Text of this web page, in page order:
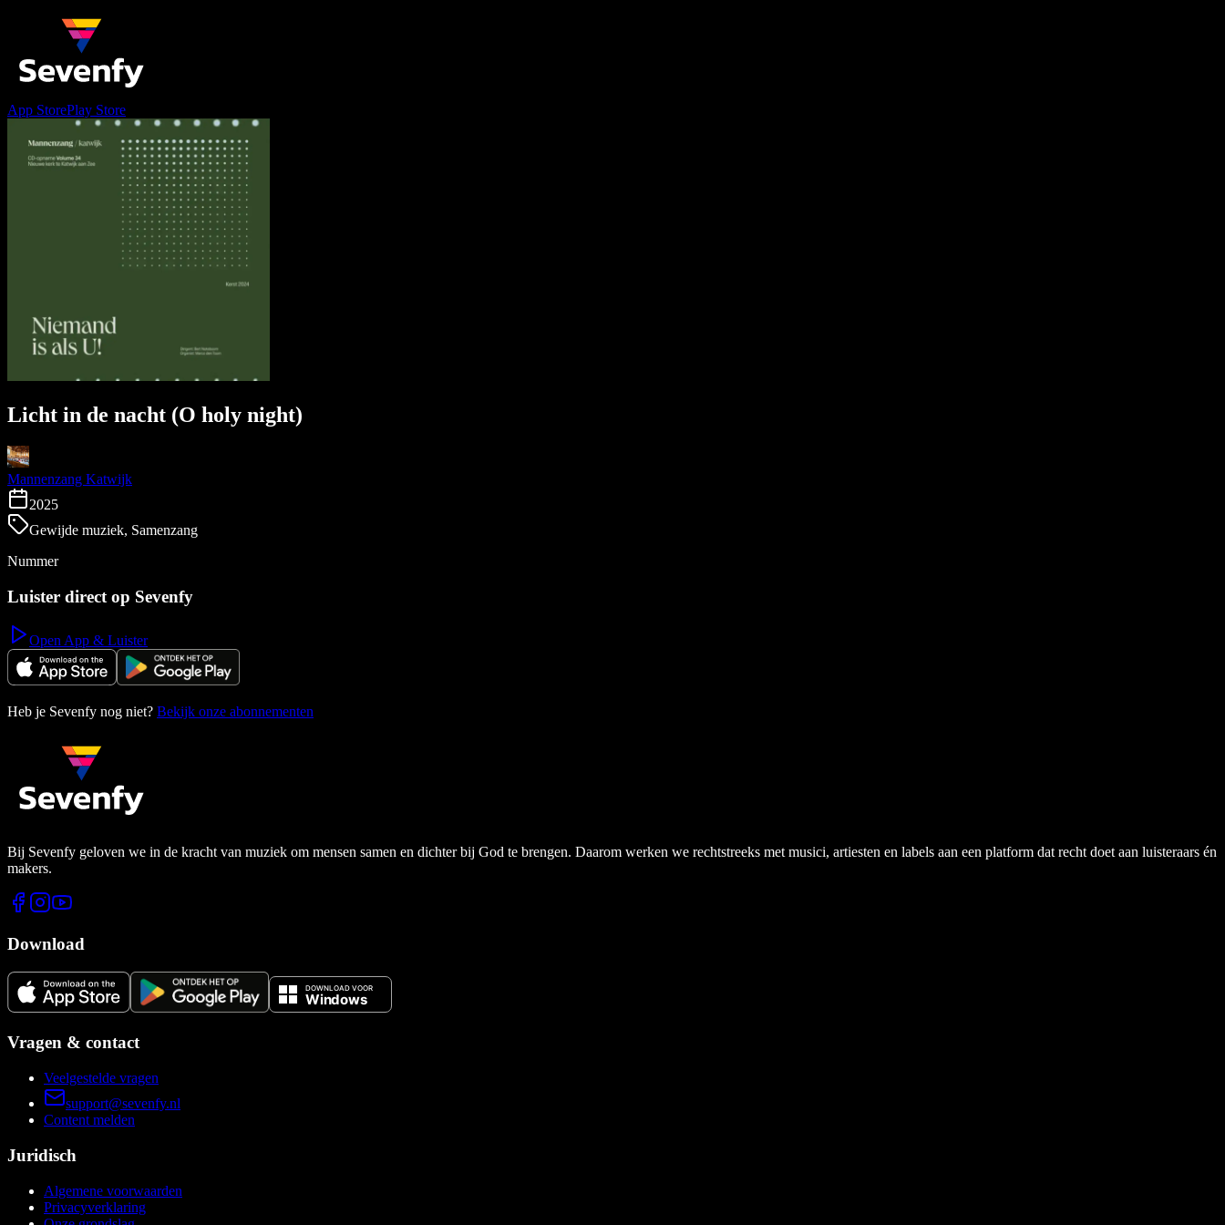
App StorePlay Store
Licht in de nacht (O holy night)
Mannenzang Katwijk
2025
Gewijde muziek, Samenzang
Nummer
Luister direct op Sevenfy
Open App & Luister
Heb je Sevenfy nog niet? Bekijk onze abonnementen
Bij Sevenfy geloven we in de kracht van muziek om mensen samen en dichter bij God te brengen. Daarom werken we rechtstreeks met musici, artiesten en labels aan een platform dat recht doet aan luisteraars én
makers.
Download
Vragen & contact
Veelgestelde vragen
support@sevenfy.nl
Content melden
Juridisch
Algemene voorwaarden
Privacyverklaring